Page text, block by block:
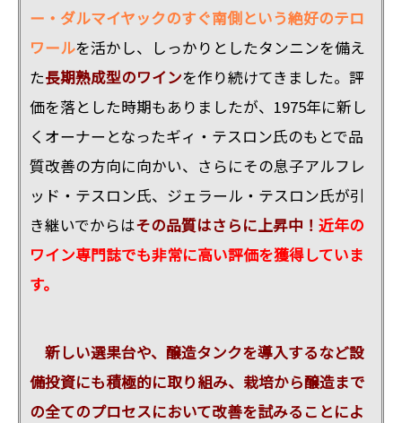
ー・ダルマイヤックのすぐ南側という絶好のテロ
ワールを活かし、しっかりとしたタンニンを備え
た長期熟成型のワインを作り続けてきました。評
価を落とした時期もありましたが、1975年に新し
くオーナーとなったギィ・テスロン氏のもとで品
質改善の方向に向かい、さらにその息子アルフレ
ッド・テスロン氏、ジェラール・テスロン氏が引
き継いでからはその品質はさらに上昇中！ 近年の
ワイン専門誌でも非常に高い評価を獲得していま
す。
新しい選果台や、醸造タンクを導入するなど設
備投資にも積極的に取り組み、栽培から醸造まで
の全てのプロセスにおいて改善を試みることによ